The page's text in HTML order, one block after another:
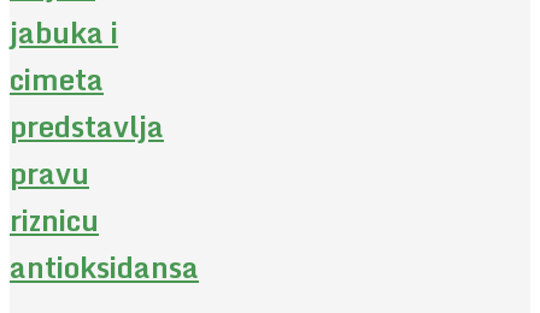
jabuka i
cimeta
predstavlja
pravu
riznicu
antioksidansa